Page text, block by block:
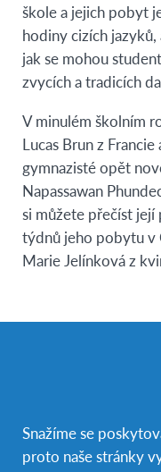
škole a jejich pobyt
hodiny cizích
jak se mohou
zvycích a tradicích
V minulém školním
Lucas Brun z Francie
gymnazisté opět
Napassawan
si můžete přečíst
týdnů jeho pobytu v
Marie Jelínková z
Mohla by ses nám
Jmenuji se
Baimon. Je mi 17
hlavního města
Gymnáziu Ivana
Snažíme se
proto naše stránky